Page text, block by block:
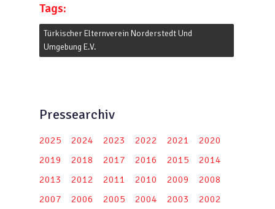
Tags:
Türkischer Elternverein Norderstedt Und
Umgebung E.V.
Pressearchiv
2025 2024 2023 2022 2021
2020
2019
2018 2017 2016 2015
2014
2013
2012 2011 2010 2009
2008
2007
2006 2005 2004 2003
2002